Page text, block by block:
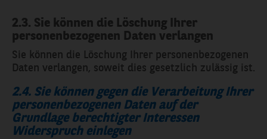
2.3. Sie können die Löschung Ihrer
personenbezogenen Daten verlangen
Sie können die Löschung Ihrer personenbezogenen
Daten verlangen, soweit dies gesetzlich zulässig ist.
2.4. Sie können gegen die Verarbeitung Ihrer
personenbezogenen Daten auf der
Grundlage berechtigter Interessen
Widerspruch einlegen